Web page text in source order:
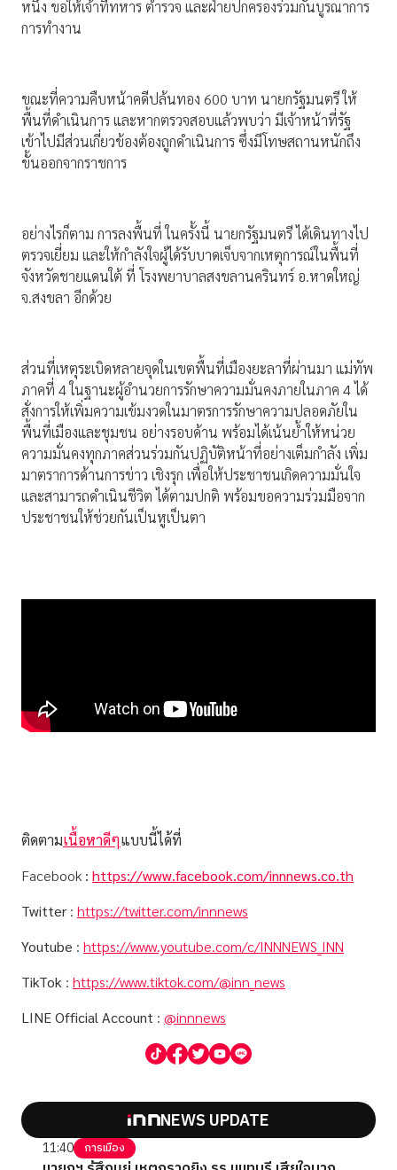
หนึ่ง ขอให้เจ้าที่ทหาร ตำรวจ และฝ่ายปกครองร่วมกันบูรณาการ
การทำงาน
ขณะที่ความคืบหน้าคดีปล้นทอง 600 บาท นายกรัฐมนตรี ให้
พื้นที่ดำเนินการ และหากตรวจสอบแล้วพบว่า มีเจ้าหน้าที่รัฐ
เข้าไปมีส่วนเกี่ยวข้องต้องถูกดำเนินการ ซึ่งมีโทษสถานหนักถึง
ขั้นออกจากราชการ
อย่างไรก็ตาม การลงพื้นที่ ในครั้งนี้ นายกรัฐมนตรี ได้เดินทางไป
ตรวจเยี่ยม และให้กำลังใจผู้ได้รับบาดเจ็บจากเหตุการณ์ในพื้นที่
จังหวัดชายแดนใต้ ที่ โรงพยาบาลสงขลานครินทร์ อ.หาดใหญ่
จ.สงขลา อีกด้วย
ส่วนที่เหตุระเบิดหลายจุดในเขตพื้นที่เมืองยะลาที่ผ่านมา แม่ทัพ
ภาคที่ 4 ในฐานะผู้อำนวยการรักษาความมั่นคงภายในภาค 4 ได้
สั่งการให้เพิ่มความเข้มงวดในมาตรการรักษาความปลอดภัยใน
พื้นที่เมืองและชุมชน อย่างรอบด้าน พร้อมได้เน้นย้ำให้หน่วย
ความมั่นคงทุกภาคส่วนร่วมกันปฏิบัติหน้าที่อย่างเต็มกำลัง เพิ่ม
มาตราการด้านการข่าว เชิงรุก เพื่อให้ประชาชนเกิดความมั่นใจ
และสามารถดำเนินชีวิต ได้ตามปกติ พร้อมขอความร่วมมือจาก
ประชาชนให้ช่วยกันเป็นหูเป็นตา
ติดตามเนื้อหาดีๆแบบนี้ได้ที่
Facebook : https://www.facebook.com/innnews.co.th
Twitter : https://twitter.com/innnews
Youtube : https://www.youtube.com/c/INNNEWS_INN
TikTok : https://www.tiktok.com/@inn_news
LINE Official Account : @innnews
NEWS UPDATE
11:40 การเมือง